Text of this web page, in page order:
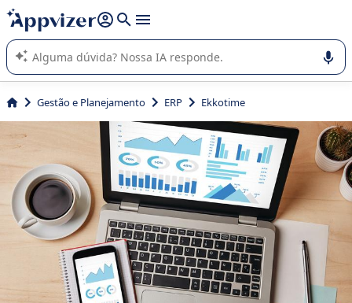
de nossa IA (várias linhas com
A IA do Appvizer o orienta no uso ou na seleção de software
SaaS para sua empresa.
Gestão e Planejamento ERP Ekkotime